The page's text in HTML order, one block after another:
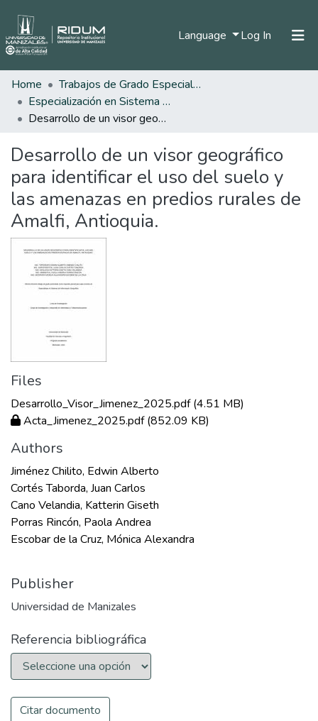
Language Log In (current)
Home
Trabajos de Grado Especializaciones
Especialización en Sistema de Información Geográfica
Desarrollo de un visor geográfico para identificar el uso del suelo y las amenazas en predios rurales de Amalfi, Antioquia.
Desarrollo de un visor geográfico
para identificar el uso del suelo y
las amenazas en predios rurales de
Amalfi, Antioquia.
Files
Desarrollo_Visor_Jimenez_2025.pdf(4.51 MB)
Acta_Jimenez_2025.pdf(852.09 KB)
Authors
Jiménez Chilito, Edwin Alberto
Cortés Taborda, Juan Carlos
Cano Velandia, Katterin Giseth
Porras Rincón, Paola Andrea
Escobar de la Cruz, Mónica Alexandra
Publisher
Universidad de Manizales
Referencia bibliográfica
Citar documento